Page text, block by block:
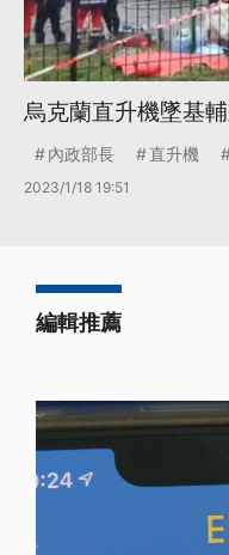
烏克蘭直升機墜基
內政部長 直升機
2023/1/18 19:51
編輯推薦